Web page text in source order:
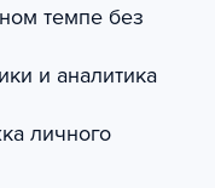
темпе без
и аналитика
личного